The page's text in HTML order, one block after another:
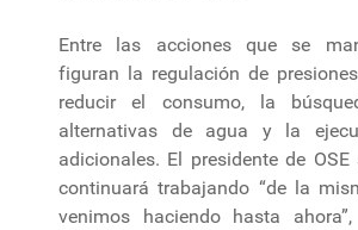
Entre las acciones que se
figuran la regulación de
reducir el consumo, la
alternativas de agua y la
adicionales. El presidente de
continuará trabajando “de la
venimos haciendo hasta